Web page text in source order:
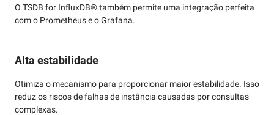
O TSDB for InfluxDB® também permite uma integração perfeita
com o Prometheus e o Grafana.
Alta estabilidade
Otimiza o mecanismo para proporcionar maior estabilidade. Isso
reduz os riscos de falhas de instância causadas por consultas
complexas.